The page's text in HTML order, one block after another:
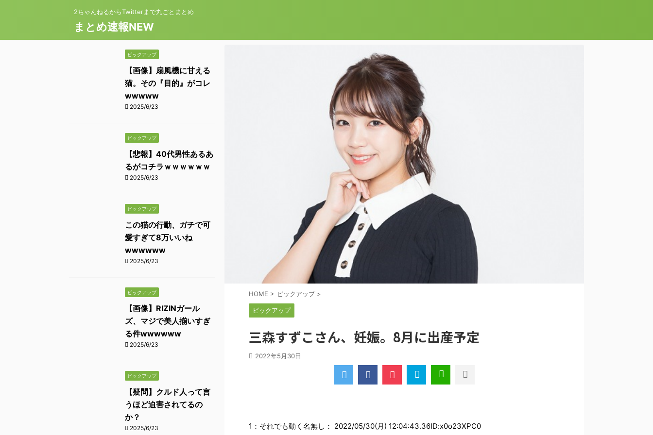
2ちゃんねるからTwitterまで丸ごとまとめ
まとめ速報NEW
HOME > ピックアップ >
ピックアップ
三森すずこさん、妊娠。8月に出産予定
2022年5月30日
1：それでも動く名無し： 2022/05/30(月) 12:04:43.36ID:x0o23XPC0
ピックアップ
【画像】扇風機に甘える
猫。その『目的』がコレ
wwwww
2025/6/23
ピックアップ
【悲報】40代男性あるあ
るがコチラｗｗｗｗｗｗ
2025/6/23
ピックアップ
この猫の行動、ガチで可
愛すぎて8万いいね
wwwwww
2025/6/23
ピックアップ
【画像】RIZINガール
ズ、マジで美人揃いすぎ
る件wwwwww
2025/6/23
ピックアップ
【疑問】クルド人って言
うほど迫害されてるの
か？
2025/6/23